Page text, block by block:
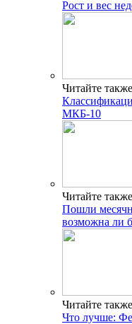
Рост и вес
Читайте
МКБ-10
Читайте
Пошли
возможна ли
Читайте
Что лучше: